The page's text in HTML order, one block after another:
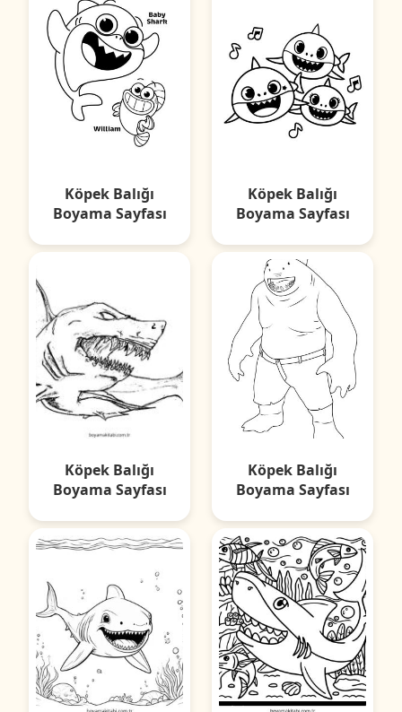
Köpek Balığı
Boyama Sayfası
Köpek Balığı
Boyama Sayfası
Köpek Balığı
Boyama Sayfası
Köpek Balığı
Boyama Sayfası